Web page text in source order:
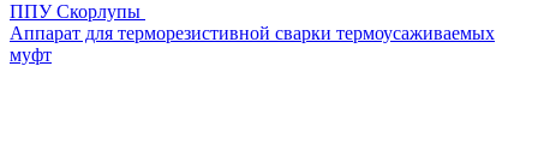
ППУ Скорлупы
Аппарат для терморезистивной сварки термоусаживаемых
муфт